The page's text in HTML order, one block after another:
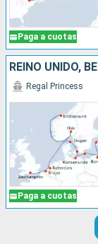
Paga a cuotas
Paga a cuotas
Regal Princess